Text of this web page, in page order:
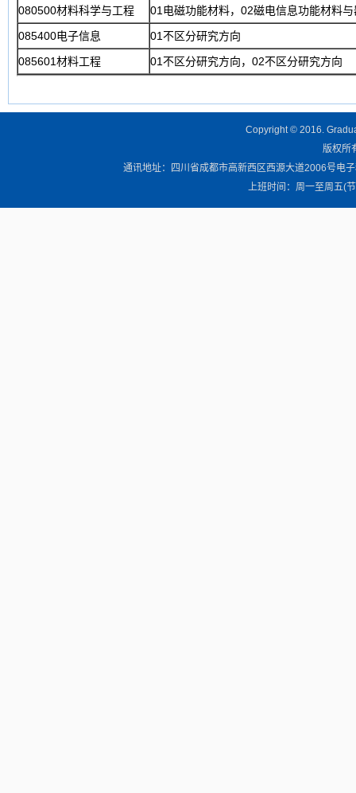
080500材料科学与工程
01电磁功能材料，02磁电信息功能材料
085400电子信息
01不区分研究方向
085601材料工程
01不区分研究方向，02不区分研究方向
Copyright © 2016.
版权所
通讯地址：四川省成都市高新西区西源大道2006号电
上班时间：周一至周五(